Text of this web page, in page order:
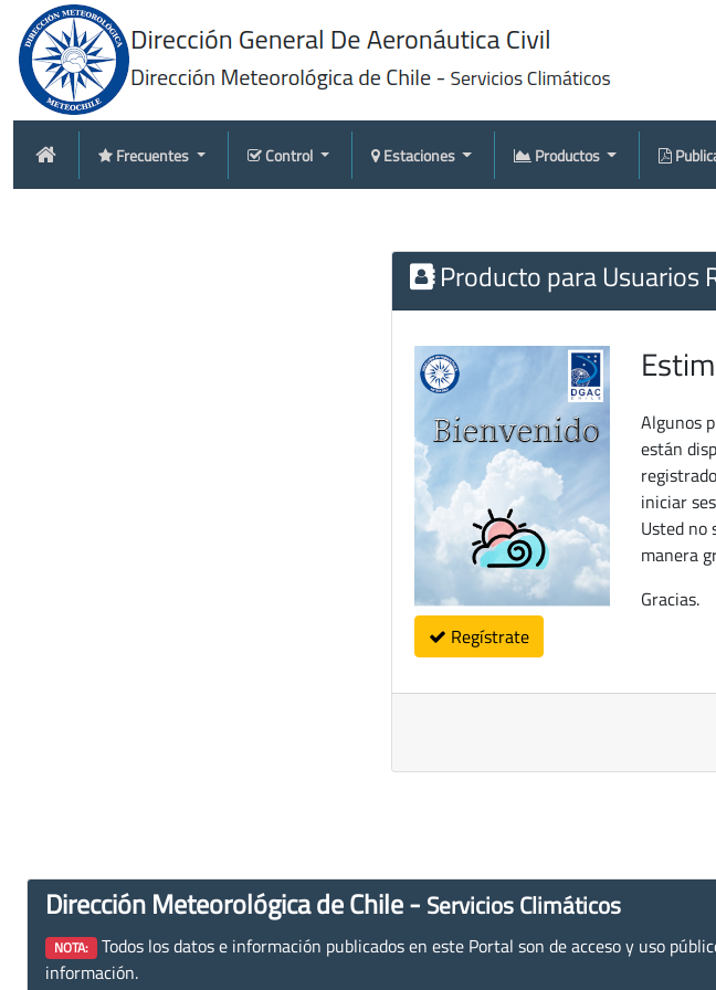
Frecuentes Control Estaciones Productos
Producto para Usuarios
Regístrate
Algunos
están
iniciar
Usted no
manera
Gracias.
Dirección Meteorológica de Chile - Servicios Climáticos
NOTA: Todos los datos e información publicados en este Portal son de acceso y uso
información.